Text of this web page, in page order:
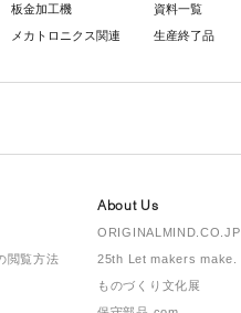
板金加工機
メカトロニクス関連
資料一覧
生産終了品
閲覧方法
About Us
ORIGINALMIND.CO.JP
25th Let makers make.
ものづくり文化展